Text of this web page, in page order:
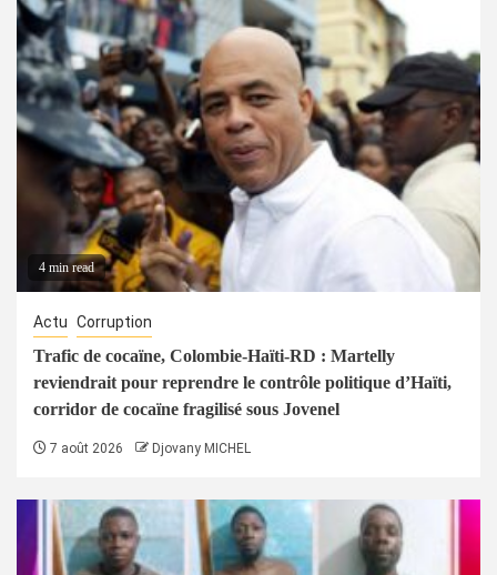
4 min read
Actu Corruption
Trafic de cocaïne, Colombie-Haïti-RD : Martelly
reviendrait pour reprendre le contrôle politique d’Haïti,
corridor de cocaïne fragilisé sous Jovenel
7 août 2026 Djovany MICHEL